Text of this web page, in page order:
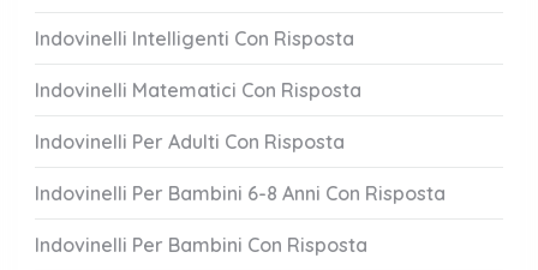
Indovinelli Intelligenti Con Risposta
Indovinelli Matematici Con Risposta
Indovinelli Per Adulti Con Risposta
Indovinelli Per Bambini 6-8 Anni Con Risposta
Indovinelli Per Bambini Con Risposta